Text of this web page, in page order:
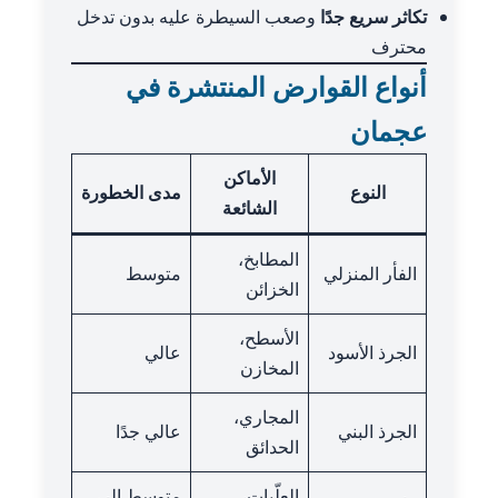
تكاثر سريع جدًا وصعب السيطرة عليه بدون تدخل
محترف
أنواع القوارض المنتشرة في
عجمان
النوع
الأماكن
الشائعة
مدى الخطورة
الفأر المنزلي
المطابخ،
الخزائن
متوسط
الجرذ الأسود
الأسطح،
المخازن
عالي
الجرذ البني
المجاري،
الحدائق
عالي جدًا